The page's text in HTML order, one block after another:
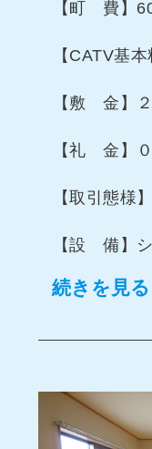
【町 費】
【CATV基
【敷 金】
【礼 金】
【取引態様
【設 備】
ロ2口以上、
置き場、
再契約
(２年毎
続きを見る